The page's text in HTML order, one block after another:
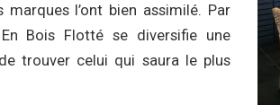
l’ont bien assimilé. Par
Bois Flotté se diversifie une
trouver celui qui saura le plus